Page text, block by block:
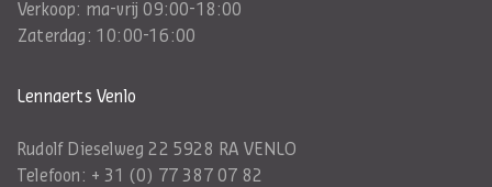
Verkoop: ma-vrij 09:00-18:00
Zaterdag: 10:00-16:00
Lennaerts Venlo
Rudolf Dieselweg 22 5928 RA VENLO
Telefoon: + 31 (0) 77 387 07 82